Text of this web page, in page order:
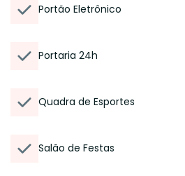
Portão Eletrônico
Portaria 24h
Quadra de Esportes
Salão de Festas